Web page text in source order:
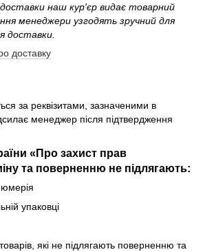
наш кур'єр видає товарний
менеджери узгодять зручний для
доставки.
доставку
за реквізитами, зазначеними в
менеджер після підтвердження
«Про захист прав
та поверненню не підлягають:
упаковці
які не підлягають поверненню та